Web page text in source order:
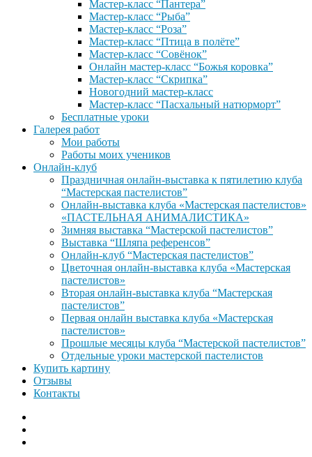
Мастер-класс “Пантера”
Мастер-класс “Рыба”
Мастер-класс “Роза”
Мастер-класс “Птица в полёте”
Мастер-класс “Совёнок”
Онлайн мастер-класс “Божья коровка”
Мастер-класс “Скрипка”
Новогодний мастер-класс
Мастер-класс “Пасхальный натюрморт”
Бесплатные уроки
Галерея работ
Мои работы
Работы моих учеников
Онлайн-клуб
Праздничная онлайн-выставка к пятилетию клуба
“Мастерская пастелистов”
Онлайн-выставка клуба «Мастерская пастелистов»
«ПАСТЕЛЬНАЯ АНИМАЛИСТИКА»
Зимняя выставка “Мастерской пастелистов”
Выставка “Шляпа референсов”
Онлайн-клуб “Мастерская пастелистов”
Цветочная онлайн-выставка клуба «Мастерская
пастелистов»
Вторая онлайн-выставка клуба “Мастерская
пастелистов”
Первая онлайн выставка клуба «Мастерская
пастелистов»
Прошлые месяцы клуба “Мастерской пастелистов”
Отдельные уроки мастерской пастелистов
Купить картину
Отзывы
Контакты